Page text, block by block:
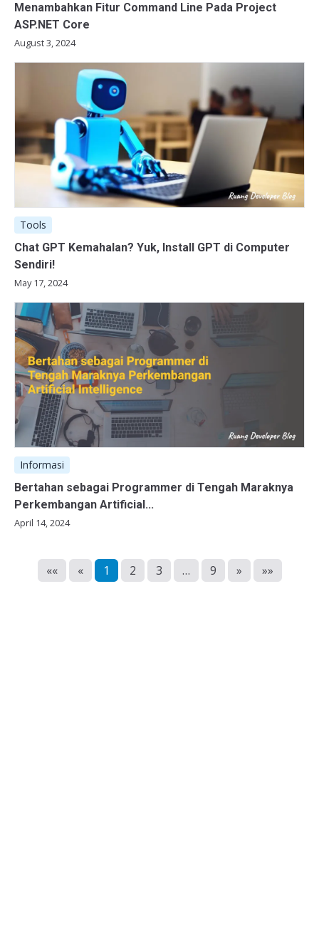
Menambahkan Fitur Command Line Pada Project
ASP.NET Core
August 3, 2024
Tools
Chat GPT Kemahalan? Yuk, Install GPT di Computer
Sendiri!
May 17, 2024
Informasi
Bertahan sebagai Programmer di Tengah Maraknya
Perkembangan Artificial...
April 14, 2024
«« « 1 2 3 … 9 » »»